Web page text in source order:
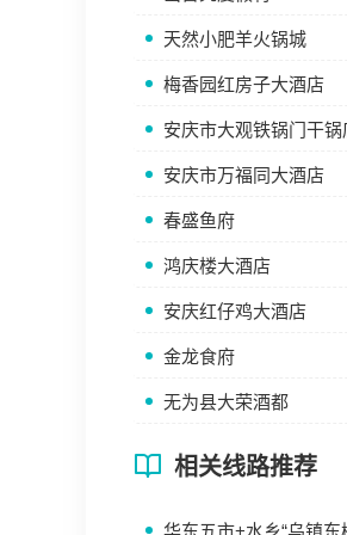
天然小肥羊火锅城
梅香园红房子大酒店
安庆市大观铁锅门干锅
安庆市万福同大酒店
春盛鱼府
鸿庆楼大酒店
安庆红仔鸡大酒店
金龙食府
无为县大荣酒都
相关线路推荐
华东五市+水乡“乌镇